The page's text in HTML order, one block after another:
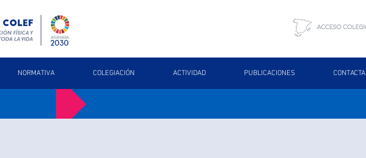
NORMATIVA COLEGIACIÓN ACTIVIDAD PUBLICACIONES CONTACTA